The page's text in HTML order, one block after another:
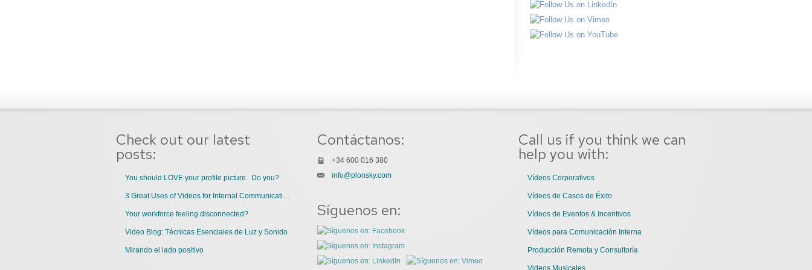
Check out our latest
posts:
You should LOVE your profile picture. Do you?
Your workforce feeling disconnected?
Video Blog: Técnicas Esenciales de Luz y Sonido
Mirando el lado positivo
Contáctanos:
+34 600 016 380
info@plonsky.com
Síguenos en:
Call us if you think we can
help you with:
Vídeos Corporativos
Vídeos de Casos de Éxito
Vídeos de Eventos & Incentivos
Vídeos para Comunicación Interna
Producción Remota y Consultoría
Videos Musicales